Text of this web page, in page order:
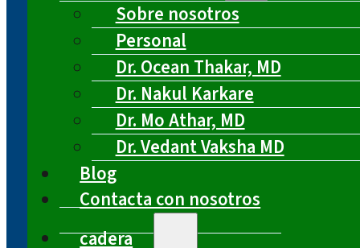
Sobre nosotros
Personal
Dr. Ocean Thakar, MD
Dr. Nakul Karkare
Dr. Mo Athar, MD
Dr. Vedant Vaksha MD
Blog
Contacta con nosotros
cadera